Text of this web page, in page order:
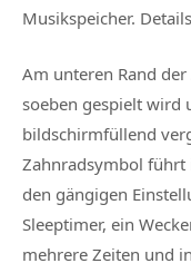
Musikspeicher.
Am unteren Rand
soeben gespielt wird
bildschirmfüllend
Zahnradsymbol führt
den gängigen
Sleeptimer, ein
mehrere Zeiten und